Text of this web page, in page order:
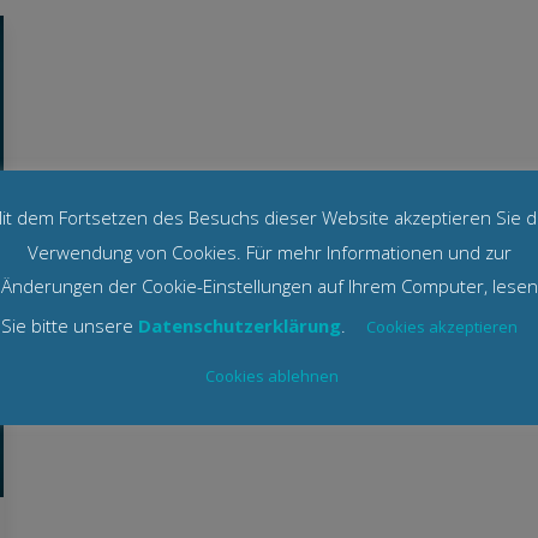
dem Fortsetzen des Besuchs dieser Website akzeptieren Sie
Verwendung von Cookies. Für mehr Informationen und zur
Änderungen der Cookie-Einstellungen auf Ihrem Computer, lesen
Sie bitte unsere Datenschutzerklärung. Cookies akzeptieren
Cookies ablehnen